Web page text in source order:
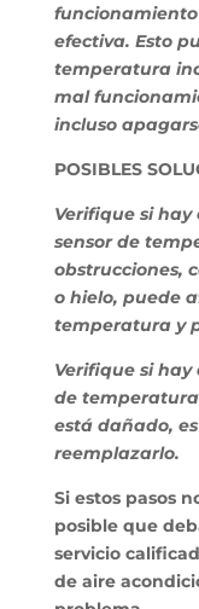
efectiva. Esto
temperatura
mal
incluso
POSIBLES
Verifique si
sensor de
obstrucciones,
o hielo, puede
temperatura y
Verifique si hay
de temperatura
está dañado,
reemplazarlo.
Si estos pasos
posible que
servicio
de aire